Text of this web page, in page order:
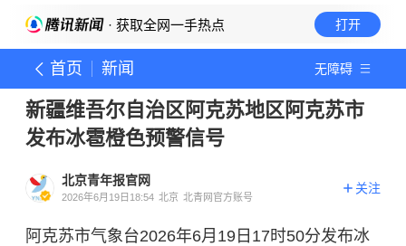
· 获取全网一手热点 打开
首页 新闻 无障碍
新疆维吾尔自治区阿克苏地区阿克苏市
发布冰雹橙色预警信号
北京青年报官网
2026年6月19日18:54 北京 北青网官方账号
关注
阿克苏市气象台2026年6月19日17时50分发布冰